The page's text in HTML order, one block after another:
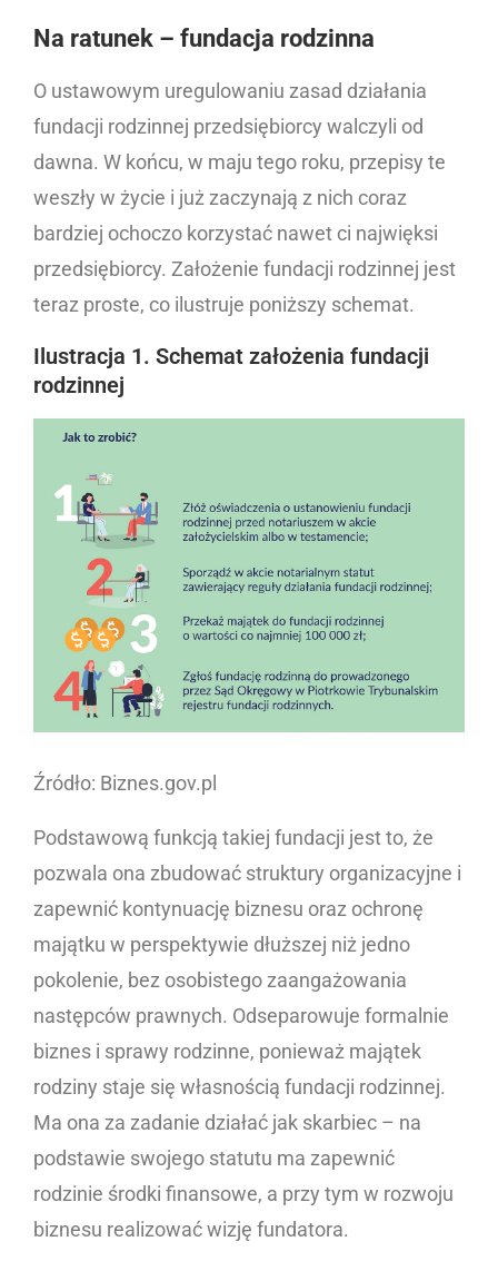
Na ratunek – fundacja rodzinna
O ustawowym uregulowaniu zasad działania
fundacji rodzinnej przedsiębiorcy walczyli od
dawna. W końcu, w maju tego roku, przepisy te
weszły w życie i już zaczynają z nich coraz
bardziej ochoczo korzystać nawet ci najwięksi
przedsiębiorcy. Założenie fundacji rodzinnej jest
teraz proste, co ilustruje poniższy schemat.
Ilustracja 1. Schemat założenia fundacji
rodzinnej
Źródło: Biznes.gov.pl
Podstawową funkcją takiej fundacji jest to, że
pozwala ona zbudować struktury organizacyjne i
zapewnić kontynuację biznesu oraz ochronę
majątku w perspektywie dłuższej niż jedno
pokolenie, bez osobistego zaangażowania
następców prawnych. Odseparowuje formalnie
biznes i sprawy rodzinne, ponieważ majątek
rodziny staje się własnością fundacji rodzinnej.
Ma ona za zadanie działać jak skarbiec – na
podstawie swojego statutu ma zapewnić
rodzinie środki finansowe, a przy tym w rozwoju
biznesu realizować wizję fundatora.